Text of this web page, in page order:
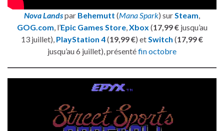
Nova Landspar Behemutt (Mana Spark) surSteam,
GOG.com, l’Epic Games Store,Xbox (17,99 €jusqu’au
13 juillet), PlayStation 4(19,99 €) etSwitch (17,99 €
jusqu’au 6 juillet), présentéfin octobre